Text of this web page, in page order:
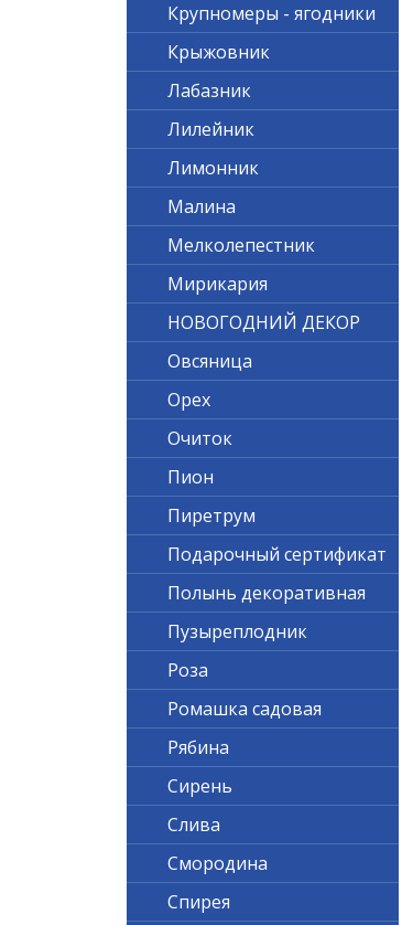
Крупномеры - ягодники
Крыжовник
Лабазник
Лилейник
Лимонник
Малина
Мелколепестник
Мирикария
НОВОГОДНИЙ ДЕКОР
Овсяница
Орех
Очиток
Пион
Пиретрум
Подарочный сертификат
Полынь декоративная
Пузыреплодник
Роза
Ромашка садовая
Рябина
Сирень
Слива
Смородина
Спирея